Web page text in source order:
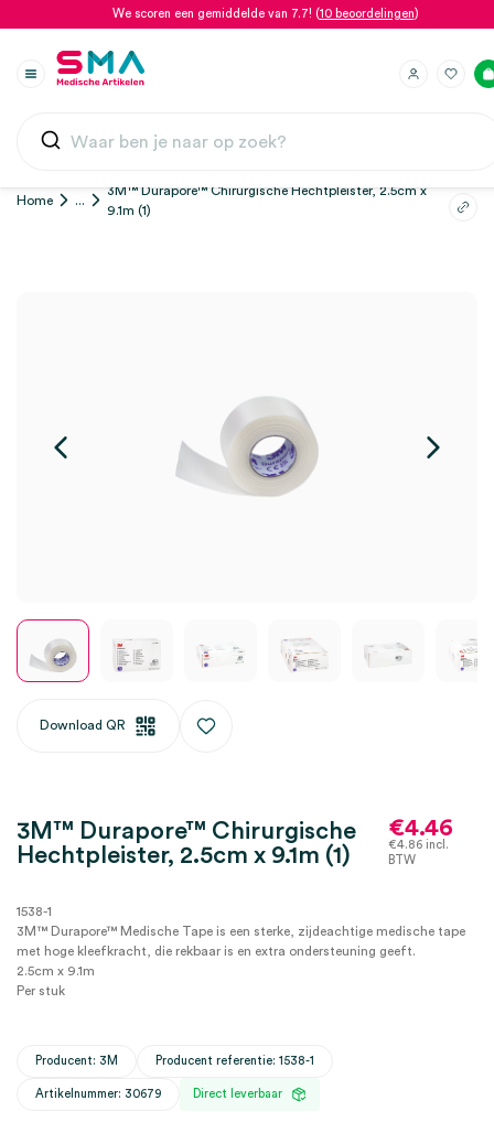
We scoren een gemiddelde van 7.7! (10 beoordelingen)
Home ...
3M™ Durapore™ Chirurgische Hechtpleister, 2.5cm x
9.1m (1)
Download QR
3M™ Durapore™ Chirurgische
Hechtpleister, 2.5cm x 9.1m (1)
€4.46
€4.86 incl.
BTW
1538-1
3M™ Durapore™ Medische Tape is een sterke, zijdeachtige medische tape
met hoge kleefkracht, die rekbaar is en extra ondersteuning geeft.
2.5cm x 9.1m
Per stuk
Producent: 3M Producent referentie: 1538-1
Artikelnummer: 30679 Direct leverbaar